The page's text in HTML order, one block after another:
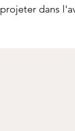
projeter dans